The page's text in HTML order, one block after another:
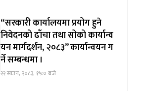
“सरकारी कार्यालयमा प्रयोग हुने
निवेदनको ढाँचा तथा सोको कार्यान्व
यन मार्गदर्शन, २०८३” कार्यान्वयन ग
र्ने सम्बन्धमा ।
२२ साउन, २०८३, १५:० बजे